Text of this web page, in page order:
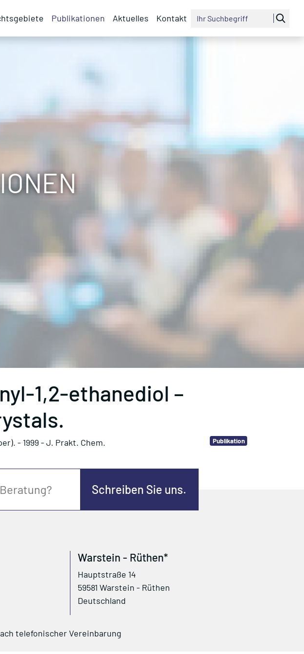
Publikationen Aktuelles Kontakt
Suche nach:
1,2-ethanediol –
Publikation
- 1999 - J. Prakt. Chem.
Schreiben Sie uns.
Warstein - Rüthen*
Hauptstraße 14
59581 Warstein - Rüthen
Deutschland
telefonischer Vereinbarung